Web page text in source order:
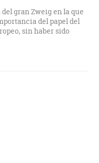
gran Zweig en la que
del papel del
sin haber sido